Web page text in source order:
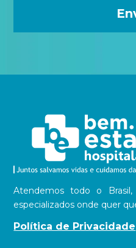
Atendemos todo o Brasil,
especializados onde quer
Política de Privacidade